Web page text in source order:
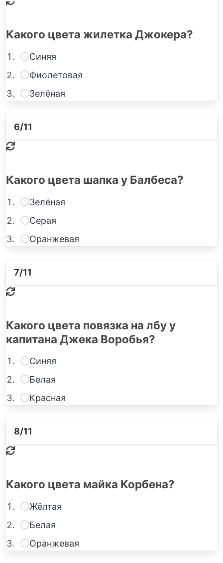
Какого цвета жилетка Джокера?
Синяя
Фиолетовая
Зелёная
6/11
Какого цвета шапка у Балбеса?
Зелёная
Серая
Оранжевая
7/11
Какого цвета повязка на лбу у
капитана Джека Воробья?
Синяя
Белая
Красная
8/11
Какого цвета майка Корбена?
Жёлтая
Белая
Оранжевая